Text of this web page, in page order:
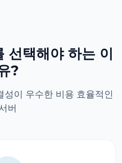
선택해야 하는 이
?
성이 우수한 비용 효율적인
버